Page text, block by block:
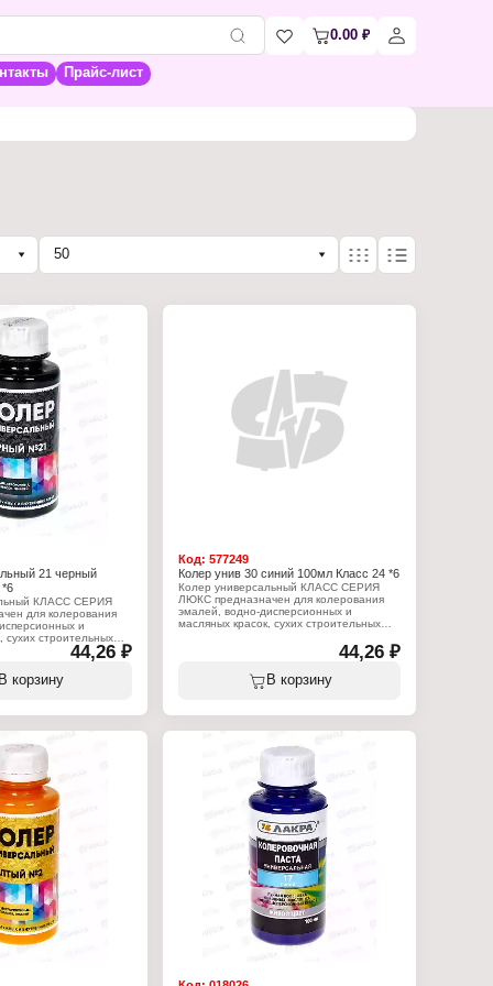
0.00 ₽
Прайс-лист
50
21 черный
КЛАСС СЕРИЯ
для колерования
и
сухих строительных
побелочных и других
для внутренних и
получить
цветов и
КЛАСС
для красок
и наружных
функциональные
в таре, вода
44,26 ₽
В корзину
Код:577249
Колер унив 30 синий 100мл Класс 24 *6
Колер универсальный КЛАСС СЕРИЯ
ЛЮКС предназначен для колерования
эмалей, водно-дисперсионных и
масляных красок, сухих строительных
составов. Применяется для внутренних и
наружных работ. Позволяет получить
неограниченное количество цветов и
Торговая марка: КЛАСС
Линейка: Класс 27
Назначение: универсальный, для красок
Виды работ: для внутренних и наружных
Цвет: №30 синий
Состав: пигменты, функциональные
добавки, консервант в таре, вода
Объем: 100 мл
44,26 ₽
В корзину